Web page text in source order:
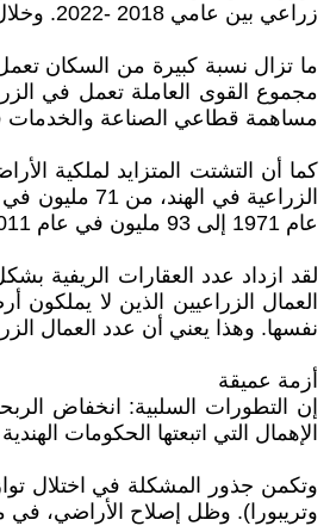
زراعي بين عامي 2018 -2022. وخلال سنوات 1995 - 2018، تم تسجيل قرابة 400 ألف حالة انتحار.
مساهمة قطاعي الصناعة والخدمات
عام 1971 إلى 93 مليون في عام 2011.
نفسها. وهذا يعني أن عدد العمال
أزمة عميقة
إن التطورات السلبية: انخفاض
الإهمال التي اتبعتها الحكومات
وتكمن جذور المشكلة في اختلال
وتريبورا). وظل إصلاح الأراضي، في